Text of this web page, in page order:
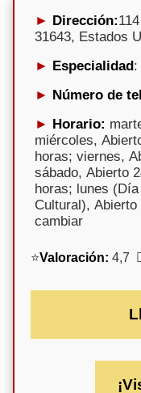
Dirección:
31643, Estados
Especialidad :
Número de
Horario:
miércoles,
horas; viernes,
sábado, Abierto
horas; lunes
Cultural),
cambiar
⭐Valoración: 4,7